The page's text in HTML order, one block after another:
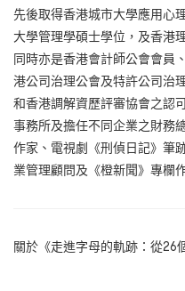
先後取得香港城市大學應用心
大學管理學碩士學位，及香港
同時亦是香港會計師公會會員
港公司治理公會及特許公司治
和香港調解資歷評審協會之認
事務所及擔任不同企業之財務
作家、電視劇《刑偵日記》筆
業管理顧問及《橙新聞》專欄
關於《走進字母的軌跡：從26